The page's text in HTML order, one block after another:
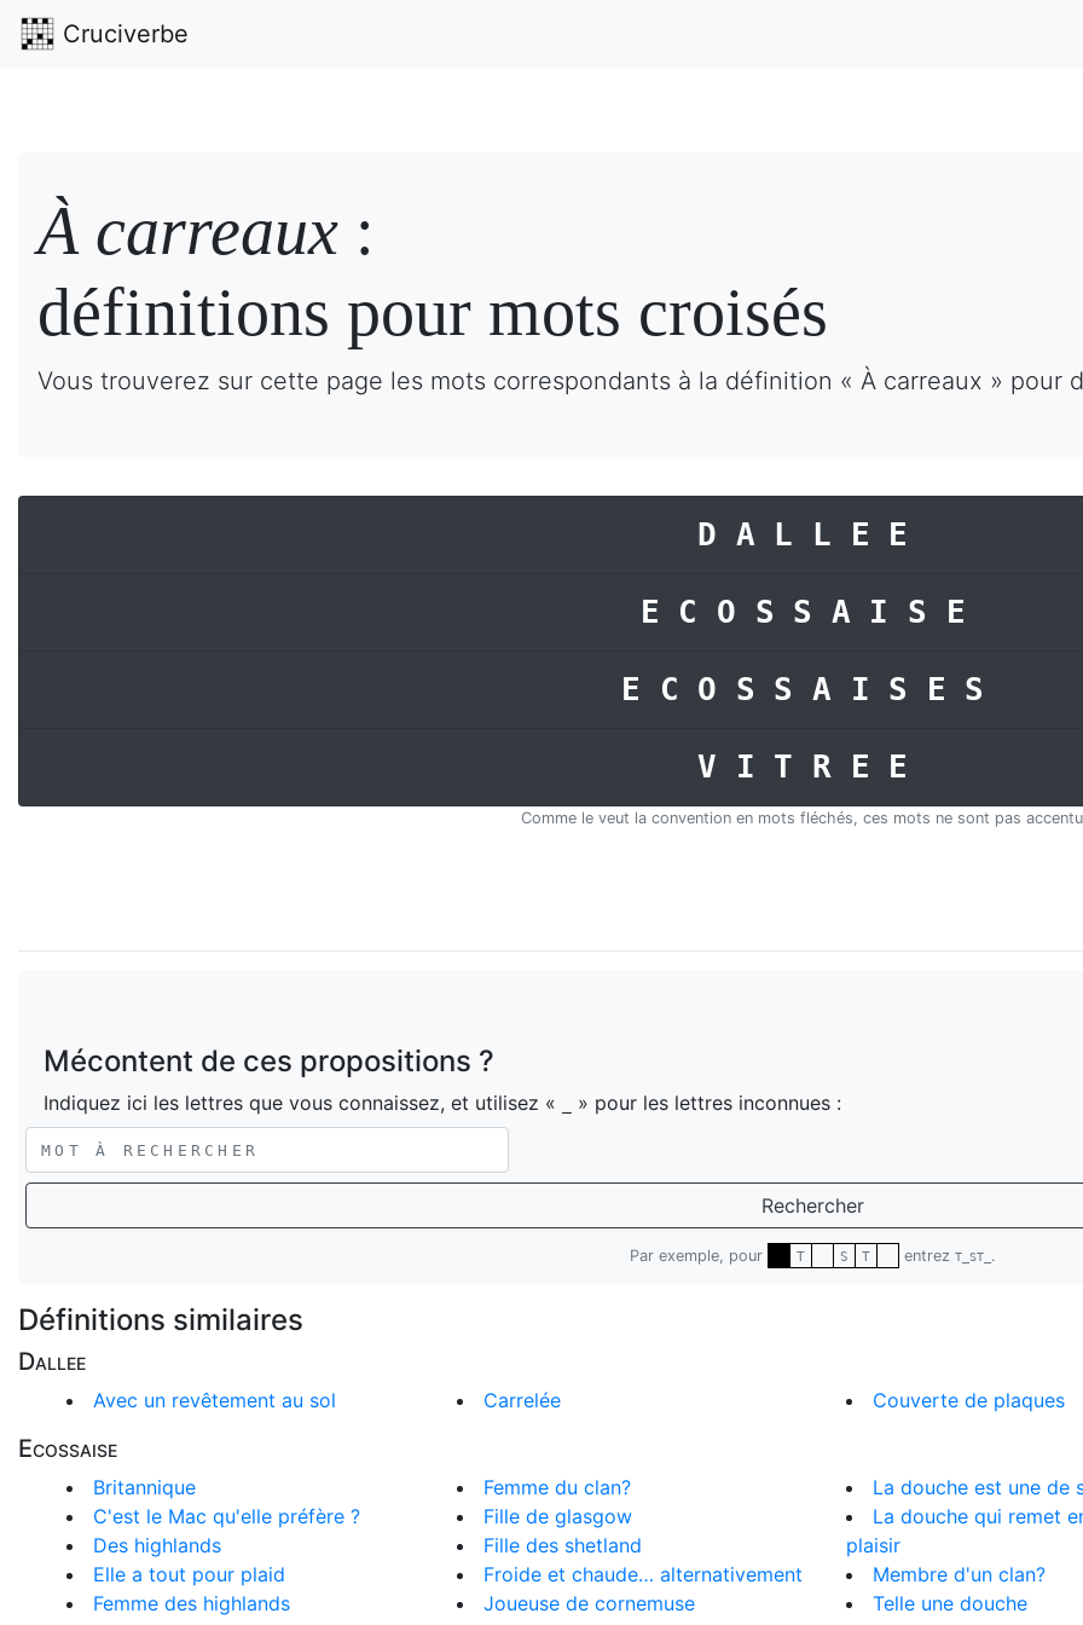
Cruciverbe
À carreaux :
définitions pour mots croisés
Vous trouverez sur cette page les mots correspondants à la définition « À carreaux » pour
DALLEE
ECOSSAISE
ECOSSAISES
VITREE
Comme le veut la convention en mots fléchés, ces mots ne sont pas
Mécontent de ces propositions ?
Indiquez ici les lettres que vous connaissez, et utilisez « » pour les lettres inconnues :
Rechercher
Par exemple, pour T S T entrez T_ST_ .
Définitions similaires
Dallee
Avec un revêtement au sol Carrelée Couverte de plaques
Ecossaise
Britannique
C'est le Mac qu'elle préfère ?
Des highlands
Elle a tout pour plaid
Femme des highlands
Femme du clan?
Fille de glasgow
Fille des shetland
Froide et chaude… alternativement
Joueuse de cornemuse
La douche est une de
La douche qui remet
plaisir
Membre d'un clan?
Telle une douche